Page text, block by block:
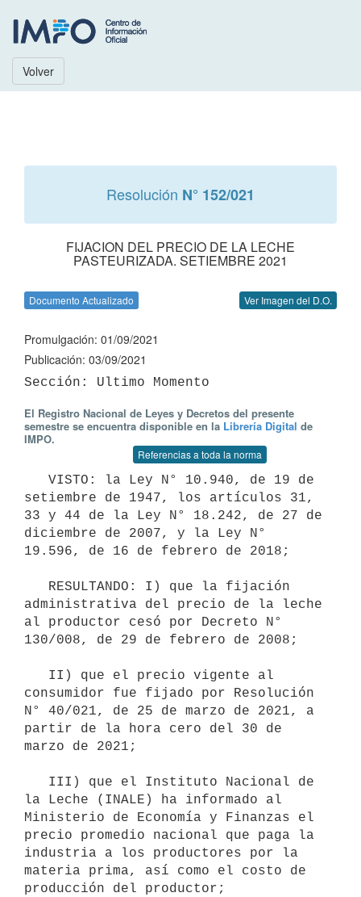
Volver
Resolución N° 152/021
FIJACION DEL PRECIO DE LA LECHE
PASTEURIZADA. SETIEMBRE 2021
Documento Actualizado Ver Imagen del D.O.
Promulgación: 01/09/2021
Publicación: 03/09/2021
El Registro Nacional de Leyes y Decretos del presente
semestre se encuentra disponible en la Librería Digital de
IMPO.
Referencias a toda la norma
setiembre de 1947, los artículos 31,
33 y 44 de la Ley N° 18.242, de 27 de
diciembre de 2007, y la Ley N°
19.596, de 16 de febrero de 2018;
administrativa del precio de la leche
al productor cesó por Decreto N°
130/008, de 29 de febrero de 2008;
consumidor fue fijado por Resolución
N° 40/021, de 25 de marzo de 2021, a
partir de la hora cero del 30 de
marzo de 2021;
la Leche (INALE) ha informado al
Ministerio de Economía y Finanzas el
precio promedio nacional que paga la
industria a los productores por la
materia prima, así como el costo de
producción del productor;